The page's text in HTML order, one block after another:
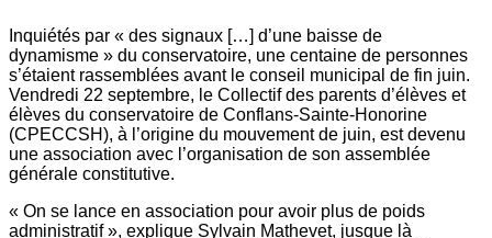
Inquiétés par « des signaux […] d’une baisse de
dynamisme » du conservatoire, une centaine de personnes
s’étaient rassemblées avant le conseil municipal de fin juin.
Vendredi 22 septembre, le Collectif des parents d’élèves et
élèves du conservatoire de Conflans-Sainte-Honorine
(CPECCSH), à l’origine du mouvement de juin, est devenu
une association avec l’organisation de son assemblée
générale constitutive.
« On se lance en association pour avoir plus de poids
administratif », explique Sylvain Mathevet, jusque là